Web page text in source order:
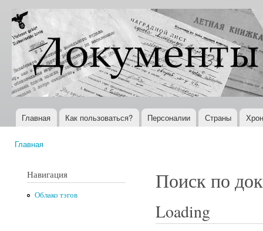
Документы
XX века
Всемирная
история в
Интернете
Главное меню
Главная Как пользоваться? Персоналии Страны
Главная
Навигация
Облако тэгов
Поиск по
Loading